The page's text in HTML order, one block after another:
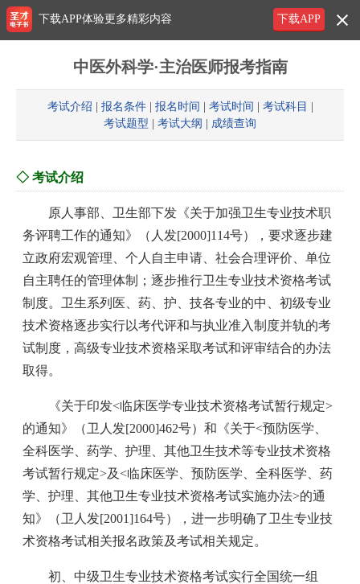
中医外科学·主治医师报考指南
考试介绍 报名条件| 报名时间 考试时间 考试科目
考试题型
考试大纲 成绩查询
◇ 考试介绍
原人事部、卫生部下发《关于加强卫生专业技术职
务评聘工作的通知》（人发[2000]114号），要求逐步建
立政府宏观管理、个人自主申请、社会合理评价、单位
自主聘任的管理体制；逐步推行卫生专业技术资格考试
制度。卫生系列医、药、护、技各专业的中、初级专业
技术资格逐步实行以考代评和与执业准入制度并轨的考
试制度，高级专业技术资格采取考试和评审结合的办法
取得。
《关于印发<临床医学专业技术资格考试暂行规定>
的通知》（卫人发[2000]462号）和《关于<预防医学、
全科医学、药学、护理、其他卫生技术等专业技术资格
考试暂行规定>及<临床医学、预防医学、全科医学、药
学、护理、其他卫生专业技术资格考试实施办法>的通
知》（卫人发[2001]164号），进一步明确了卫生专业技
术资格考试相关报名政策及考试相关规定。
初、中级卫生专业技术资格考试实行全国统一组
下载APP
下载APP体验更多精彩内容